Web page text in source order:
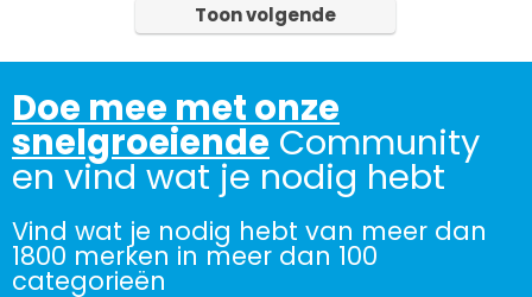
Toon volgende
Doe mee met onze
snelgroeiende Community
en vind wat je nodig hebt
Vind wat je nodig hebt van meer dan
1800 merken in meer dan 100
categorieën